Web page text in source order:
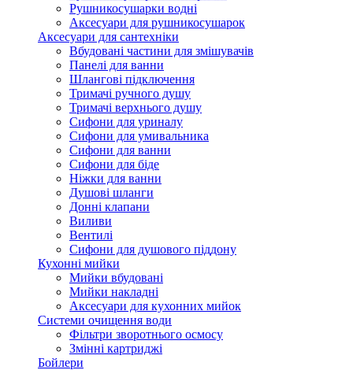
Рушникосушарки водні
Аксесуари для рушникосушарок
Аксесуари для сантехніки
Вбудовані частини для змішувачів
Панелі для ванни
Шлангові підключення
Тримачі ручного душу
Тримачі верхнього душу
Сифони для уриналу
Сифони для умивальника
Сифони для ванни
Сифони для біде
Ніжки для ванни
Душові шланги
Донні клапани
Виливи
Вентилі
Сифони для душового піддону
Кухонні мийки
Мийки вбудовані
Мийки накладні
Аксесуари для кухонних мийок
Системи очищення води
Фільтри зворотнього осмосу
Змінні картриджі
Бойлери